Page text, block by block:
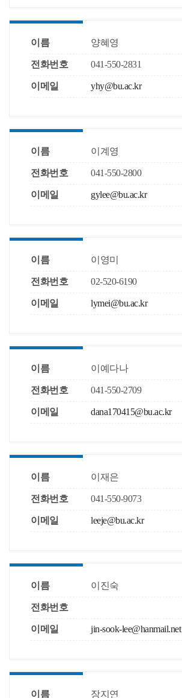
이름 양혜영
전화번호 041-550-2831
이메일 yhy@bu.ac.kr
이름 이계영
전화번호 041-550-2800
이메일 gylee@bu.ac.kr
이름 이영미
전화번호 02-520-6190
이메일 lymei@bu.ac.kr
이름 이예다나
전화번호 041-550-2709
이메일 dana170415@bu.ac.kr
이름 이재은
전화번호 041-550-9073
이메일 leeje@bu.ac.kr
이름 이진숙
전화번호
이메일 jin-sook-lee@hanmail.net
이름 장지연